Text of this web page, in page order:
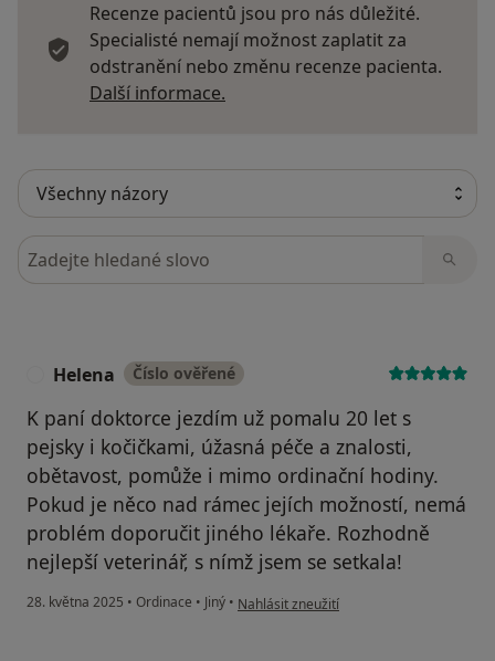
Recenze pacientů jsou pro nás důležité.
Specialisté nemají možnost zaplatit za
odstranění nebo změnu recenze pacienta.
Další informace.
Hledejte v názorech
Helena Číslo ověřené
K paní doktorce jezdím už pomalu 20 let s
pejsky i kočičkami, úžasná péče a znalosti,
obětavost, pomůže i mimo ordinační hodiny.
Pokud je něco nad rámec jejích možností, nemá
problém doporučit jiného lékaře. Rozhodně
nejlepší veterinář, s nímž jsem se setkala!
28. května 2025 • Ordinace • Jiný • podle názoru uživatele Helena
Nahlásit zneužití